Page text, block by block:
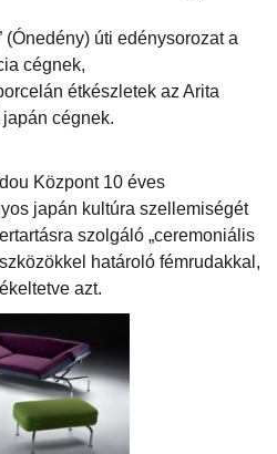
(Ónedény) úti edénysorozat a
cégnek,
étkészletek az Arita
cégnek.
Központ 10 éves
japán kultúra szellemiségét
szolgáló „ceremoniális
határoló fémrudakkal,
azt.